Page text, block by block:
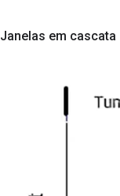
Janelas em cascata